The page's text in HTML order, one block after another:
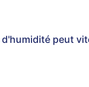
peut